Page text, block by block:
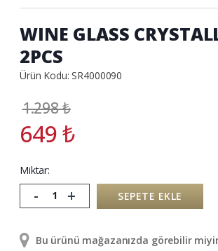
WINE GLASS
2PCS
Ürün Kodu: SR4000090
1.298₺
649₺
Miktar:
- + SEPETE EKLE
Bu ürünü mağazanızda görebilir